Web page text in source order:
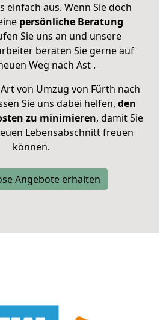
einfach aus. Wenn Sie doch
persönliche Beratung
Sie uns an und unsere
beraten Sie gerne auf
Weg nach Ast .
von Umzug von Fürth nach
Sie uns dabei helfen, den
zu minimieren, damit Sie
Lebensabschnitt freuen
können.
Angebote erhalten